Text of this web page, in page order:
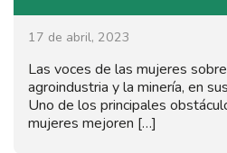
17 de abril, 2023
Las voces de las mujeres
agroindustria y la minería, en
Uno de los principales
mujeres mejoren […]